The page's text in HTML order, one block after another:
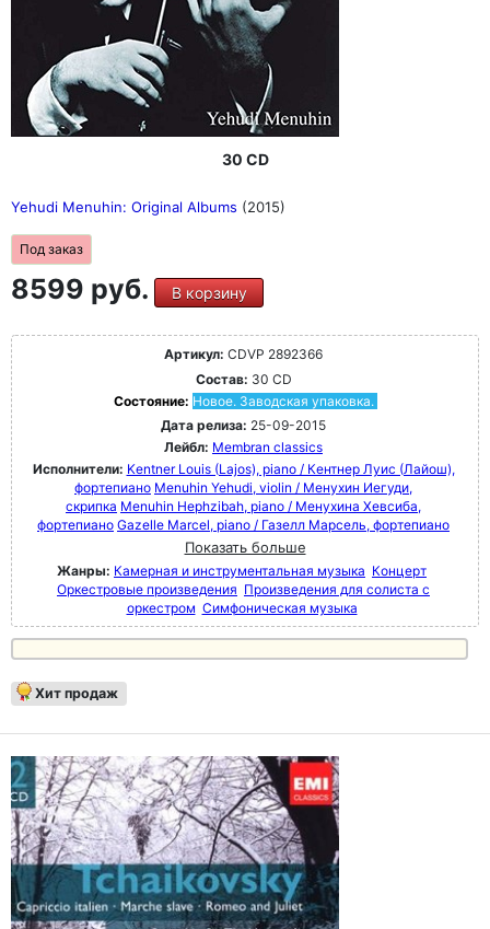
30 CD
Yehudi Menuhin: Original Albums (2015)
Под заказ
8599 руб. В корзину
Артикул: CDVP 2892366
Состав: 30 CD
Состояние: Новое. Заводская упаковка.
Дата релиза: 25-09-2015
Лейбл: Membran classics
Исполнители: Kentner Louis (Lajos), piano / Кентнер Луис (Лайош),
фортепиано Menuhin Yehudi, violin / Менухин Иегуди,
скрипка Menuhin Hephzibah, piano / Менухина Хевсиба,
фортепиано Gazelle Marcel, piano / Газелл Марсель, фортепиано
Показать больше
Жанры: Камерная и инструментальная музыка Концерт
Оркестровые произведения Произведения для солиста с
оркестром Симфоническая музыка
Хит продаж